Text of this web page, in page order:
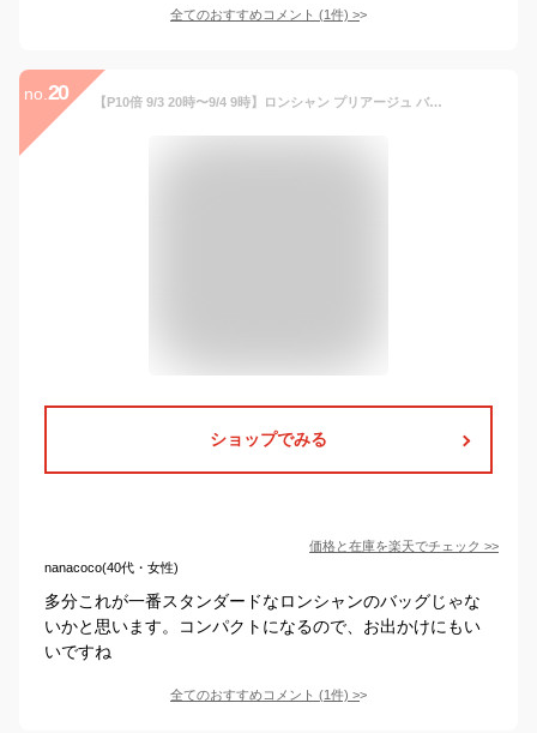
全てのおすすめコメント (1件) >
no. 20 【P10倍 9/3 20時〜9/4 9時】ロンシャン プリアージュ バッグ ハンドバッグ Sサイズ レディース LONGCHAMP 1621 089
ショップでみる
価格と在庫を楽天でチェック >>
nanacoco(40代・女性)
多分これが一番スタンダードなロンシャンのバッグじゃな
いかと思います。コンパクトになるので、お出かけにもい
いですね
全てのおすすめコメント (1件) >